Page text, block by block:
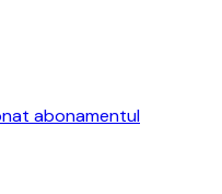
abonamentul